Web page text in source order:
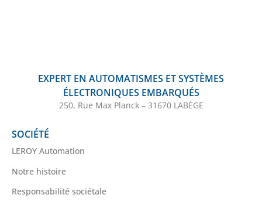
EXPERT EN AUTOMATISMES ET SYSTÈMES
ÉLECTRONIQUES EMBARQUÉS
250, Rue Max Planck – 31670 LABÈGE
SOCIÉTÉ
LEROY Automation
Notre histoire
Responsabilité sociétale